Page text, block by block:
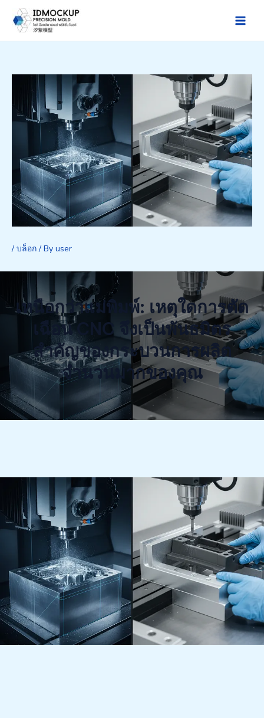
Main
/ บล็อก/ By user
เหนือกว่าแม่พิมพ์: เหตุใดการตัด
เฉือน CNC จึงเป็นพันธมิตร
สำคัญของกระบวนการผลิต
จำนวนมากของคุณ